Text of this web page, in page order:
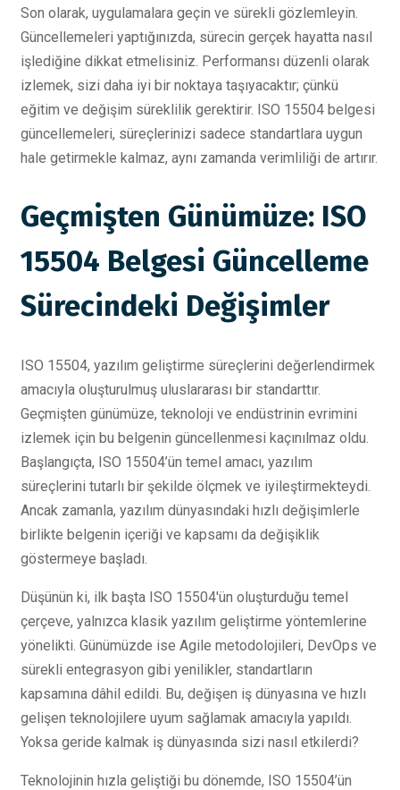
Son olarak, uygulamalara geçin ve sürekli gözlemleyin.
Güncellemeleri yaptığınızda, sürecin gerçek hayatta nasıl
işlediğine dikkat etmelisiniz. Performansı düzenli olarak
izlemek, sizi daha iyi bir noktaya taşıyacaktır; çünkü
eğitim ve değişim süreklilik gerektirir. ISO 15504 belgesi
güncellemeleri, süreçlerinizi sadece standartlara uygun
hale getirmekle kalmaz, aynı zamanda verimliliği de artırır.
Geçmişten Günümüze: ISO
15504 Belgesi Güncelleme
Sürecindeki Değişimler
ISO 15504, yazılım geliştirme süreçlerini değerlendirmek
amacıyla oluşturulmuş uluslararası bir standarttır.
Geçmişten günümüze, teknoloji ve endüstrinin evrimini
izlemek için bu belgenin güncellenmesi kaçınılmaz oldu.
Başlangıçta, ISO 15504’ün temel amacı, yazılım
süreçlerini tutarlı bir şekilde ölçmek ve iyileştirmekteydi.
Ancak zamanla, yazılım dünyasındaki hızlı değişimlerle
birlikte belgenin içeriği ve kapsamı da değişiklik
göstermeye başladı.
Düşünün ki, ilk başta ISO 15504'ün oluşturduğu temel
çerçeve, yalnızca klasik yazılım geliştirme yöntemlerine
yönelikti. Günümüzde ise Agile metodolojileri, DevOps ve
sürekli entegrasyon gibi yenilikler, standartların
kapsamına dâhil edildi. Bu, değişen iş dünyasına ve hızlı
gelişen teknolojilere uyum sağlamak amacıyla yapıldı.
Yoksa geride kalmak iş dünyasında sizi nasıl etkilerdi?
Teknolojinin hızla geliştiği bu dönemde, ISO 15504’ün